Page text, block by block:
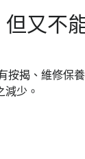
但又不
按揭、維修保
少。